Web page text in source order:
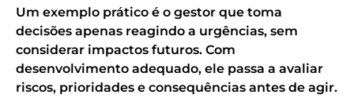
Um exemplo prático é o gestor que toma
decisões apenas reagindo a urgências, sem
considerar impactos futuros. Com
desenvolvimento adequado, ele passa a avaliar
riscos, prioridades e consequências antes de agir.